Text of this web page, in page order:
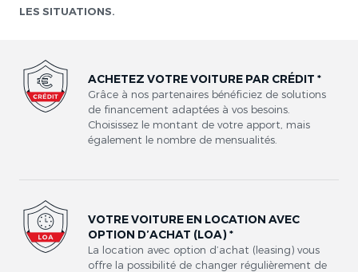
LES SITUATIONS.
ACHETEZ VOTRE VOITURE PAR CRÉDIT *
Grâce à nos partenaires bénéficiez de solutions
de financement adaptées à vos besoins.
Choisissez le montant de votre apport, mais
également le nombre de mensualités.
VOTRE VOITURE EN LOCATION AVEC
OPTION D’ACHAT (LOA) *
La location avec option d’achat (leasing) vous
offre la possibilité de changer régulièrement de